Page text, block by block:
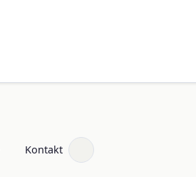
Kontakt